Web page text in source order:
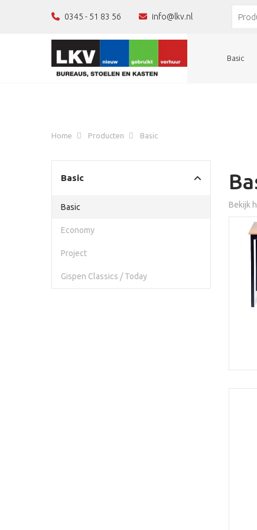
0345 - 51 83 56 info@lkv.nl
Basic
Home Producten Basic
Basic
Basic
Economy
Project
Gispen Classics / Today
Bekijk